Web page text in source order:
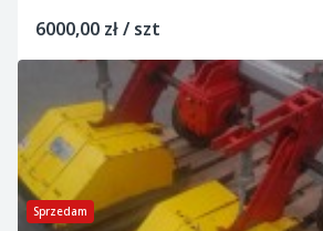
6000,00 zł / szt
Sprzedam